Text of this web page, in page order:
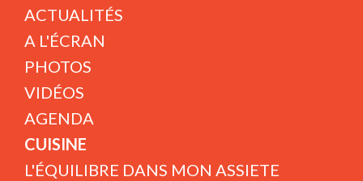
ACTUALITÉS
A L'ÉCRAN
PHOTOS
VIDÉOS
AGENDA
CUISINE
L'ÉQUILIBRE DANS MON ASSIETE